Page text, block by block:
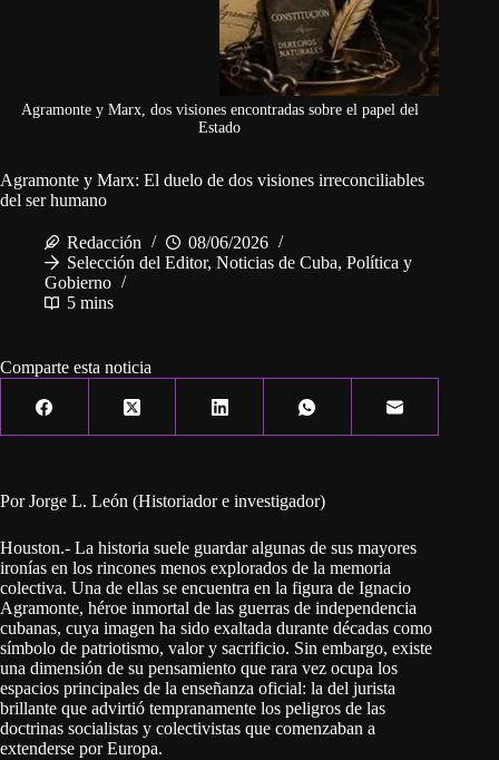
Agramonte y Marx, dos visiones encontradas sobre el papel del
Estado
Agramonte y Marx: El duelo de dos visiones irreconciliables
del ser humano
Redacción
08/06/2026
Selección del Editor, Noticias de Cuba, Política y
Gobierno
5 mins
Comparte esta noticia
Por Jorge L. León (Historiador e investigador)
Houston.- La historia suele guardar algunas de sus mayores
ironías en los rincones menos explorados de la memoria
colectiva. Una de ellas se encuentra en la figura de Ignacio
Agramonte, héroe inmortal de las guerras de independencia
cubanas, cuya imagen ha sido exaltada durante décadas como
símbolo de patriotismo, valor y sacrificio. Sin embargo, existe
una dimensión de su pensamiento que rara vez ocupa los
espacios principales de la enseñanza oficial: la del jurista
brillante que advirtió tempranamente los peligros de las
doctrinas socialistas y colectivistas que comenzaban a
extenderse por Europa.